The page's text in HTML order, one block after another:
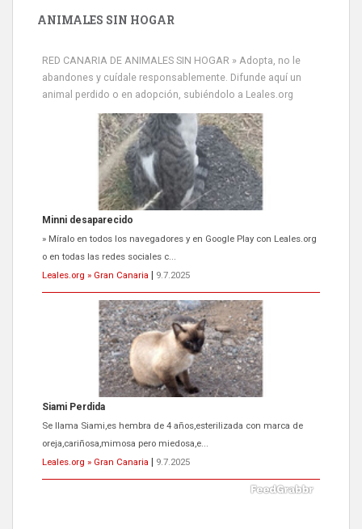
ANIMALES SIN HOGAR
RED CANARIA DE ANIMALES SIN HOGAR » Adopta, no le
abandones y cuídale responsablemente. Difunde aquí un
animal perdido o en adopción, subiéndolo a Leales.org
o en todas las redes sociales c...
Leales.org » Gran Canaria
9.7.2025
Siami Perdida
Se llama Siami,es hembra de 4 años,esterilizada con marca de
oreja,cariñosa,mimosa pero miedosa,e...
Leales.org » Gran Canaria
9.7.2025
ADOPCIÓN URGENTE GATA TEROR GRAN CANARIA
El ayuntamiento se va a llevar a Los Gatos callejeros de la zona los
próximos días, ella incluida...
Leales.org » Gran Canaria
9.7.2025